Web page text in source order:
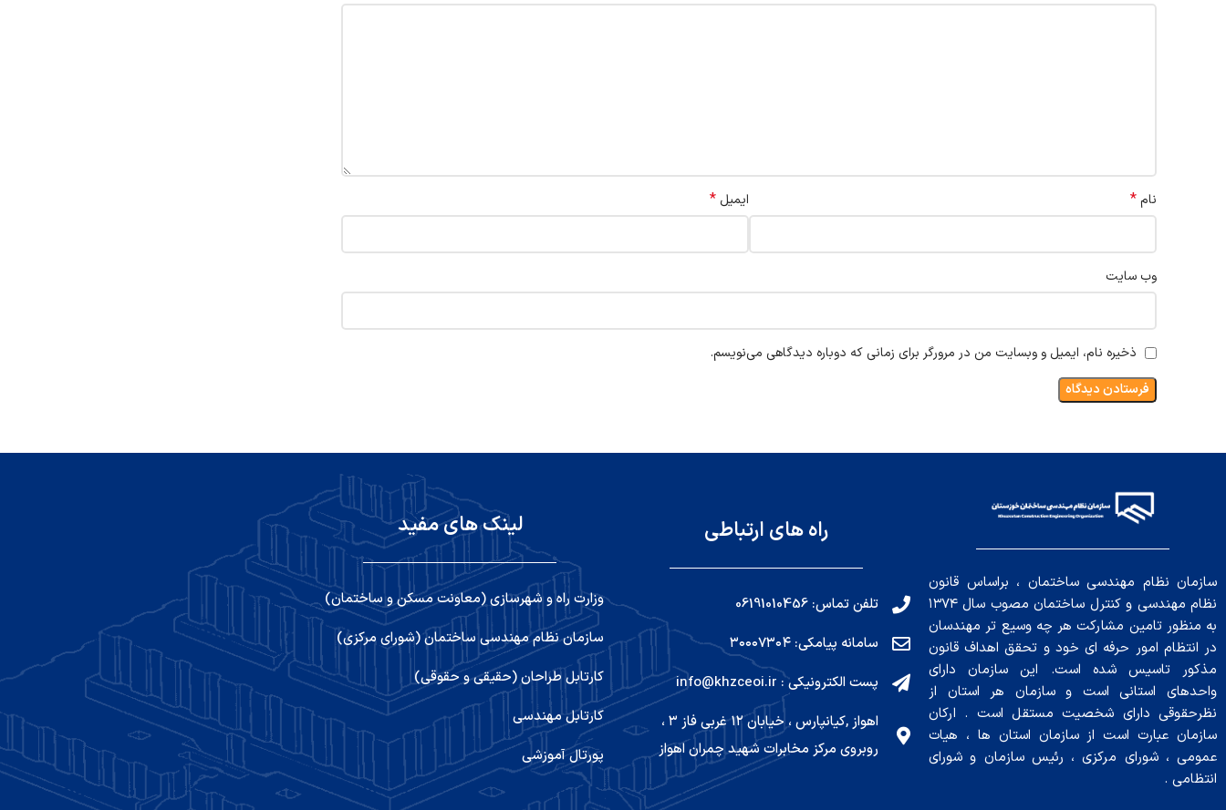
نام* ایمیل *
وب‌ سایت
ذخیره نام، ایمیل و وبسایت من در مرورگر برای زمانی که دوباره دیدگاهی می‌نویسم.
سازمان نظام مهندسی ساختمان ، براساس قانون
نظام مهندسی و کنترل ساختمان مصوب سال ۱۳۷۴
به منظور تامین مشارکت هر چه وسیع تر مهندسان
در انتظام امور حرفه ای خود و تحقق اهداف قانون
مذکور تاسیس شده است. این سازمان دارای
واحدهای استانی است و سازمان هر استان از
نظرحقوقی دارای شخصیت مستقل است . ارکان
سازمان عبارت است از سازمان استان ها ، هیات
عمومی ، شورای مرکزی ، رئیس سازمان و شورای
انتظامی .
راه های ارتباطی
تلفن تماس: 06191010456
سامانه پیامکی: ۳۰۰۰۷۳۰۴
پست الکترونیکی : info@khzceoi.ir
اهواز ,کیانپارس ، خیابان ۱۲ غربی فاز ۳ ،
روبروی مرکز مخابرات شهید چمران اهواز
لینک های مفید
وزارت راه و شهرسازی (معاونت مسکن و ساختمان)
سازمان نظام مهندسی ساختمان (شورای مرکزی)
کارتابل طراحان (حقیقی و حقوقی)
کارتابل مهندسی
پورتال آموزشی